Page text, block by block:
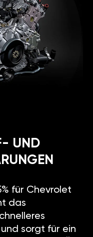
UND
für Chevrolet
das
sorgt für ein